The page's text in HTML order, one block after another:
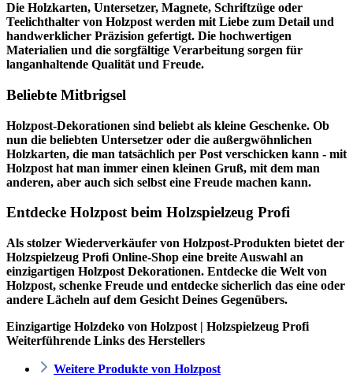
Die Holzkarten, Untersetzer, Magnete, Schriftzüge oder
Teelichthalter von Holzpost werden mit Liebe zum Detail und
handwerklicher Präzision gefertigt. Die hochwertigen
Materialien und die sorgfältige Verarbeitung sorgen für
langanhaltende Qualität und Freude.
Beliebte Mitbrigsel
Holzpost-Dekorationen sind beliebt als kleine Geschenke. Ob
nun die beliebten Untersetzer oder die außergwöhnlichen
Holzkarten, die man tatsächlich per Post verschicken kann - mit
Holzpost hat man immer einen kleinen Gruß, mit dem man
anderen, aber auch sich selbst eine Freude machen kann.
Entdecke Holzpost beim Holzspielzeug Profi
Als stolzer Wiederverkäufer von Holzpost-Produkten bietet der
Holzspielzeug Profi Online-Shop eine breite Auswahl an
einzigartigen Holzpost Dekorationen. Entdecke die Welt von
Holzpost, schenke Freude und entdecke sicherlich das eine oder
andere Lächeln auf dem Gesicht Deines Gegenübers.
Einzigartige Holzdeko von Holzpost | Holzspielzeug Profi
Weiterführende Links des Herstellers
Weitere Produkte von Holzpost